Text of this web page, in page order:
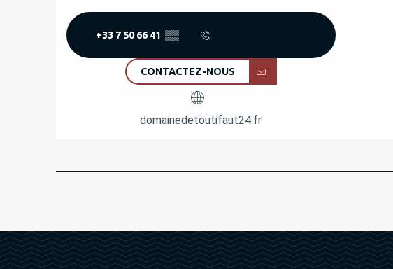
+33 7 50 66 41 ▒▒
CONTACTEZ-NOUS
domainedetoutifaut24.fr